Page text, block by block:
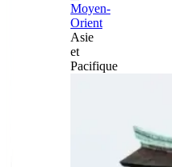
Moyen-
Orient
Asie
et
Pacifique